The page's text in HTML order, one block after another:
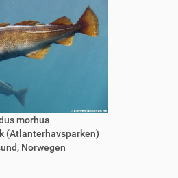
morhua
(Atlanterhavsparken)
Norwegen